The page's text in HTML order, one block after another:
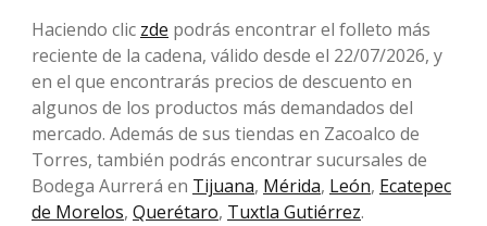
Haciendo clic zde podrás encontrar el folleto más
reciente de la cadena, válido desde el 22/07/2026, y
en el que encontrarás precios de descuento en
algunos de los productos más demandados del
mercado. Además de sus tiendas en Zacoalco de
Torres, también podrás encontrar sucursales de
Bodega Aurrerá en Tijuana, Mérida, León, Ecatepec
de Morelos, Querétaro, Tuxtla Gutiérrez.